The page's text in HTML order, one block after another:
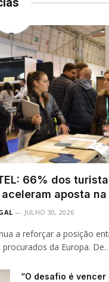
66% dos
aposta
JULHO 30, 2026
a reforçar a posição
da Europa.
“O desafio é